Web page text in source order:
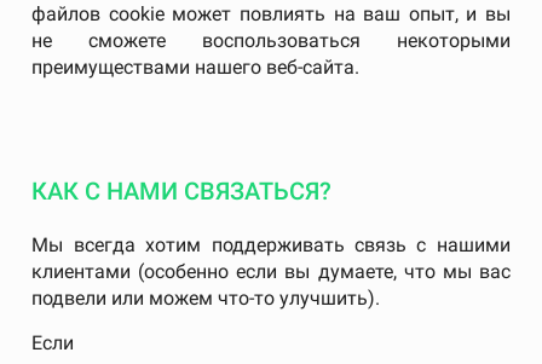
файлов cookie может повлиять на ваш опыт, и вы
не сможете воспользоваться некоторыми
преимуществами нашего веб-сайта.
КАК С НАМИ СВЯЗАТЬСЯ?
Мы всегда хотим поддерживать связь с нашими
клиентами (особенно если вы думаете, что мы вас
подвели или можем что-то улучшить).
Если